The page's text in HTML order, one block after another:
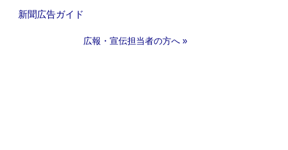
新聞広告ガイド
広報・宣伝担当者の方へ »